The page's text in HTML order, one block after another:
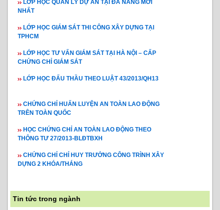
LỚP HỌC QUẢN LÝ DỰ ÁN TẠI ĐÀ NẴNG MỚI
NHẤT
LỚP HỌC GIÁM SÁT THI CÔNG XÂY DỰNG TẠI
TPHCM
LỚP HỌC TƯ VẤN GIÁM SÁT TẠI HÀ NỘI – CẤP
CHỨNG CHỈ GIÁM SÁT
LỚP HỌC ĐẤU THẦU THEO LUẬT 43/2013/QH13
CHỨNG CHỈ HUẤN LUYỆN AN TOÀN LAO ĐỘNG
TRÊN TOÀN QUỐC
HỌC CHỨNG CHỈ AN TOÀN LAO ĐỘNG THEO
THÔNG TƯ 27/2013-BLĐTBXH
CHỨNG CHỈ CHỈ HUY TRƯỞNG CÔNG TRÌNH XÂY
DỰNG 2 KHÓA/THÁNG
Tin tức trong ngành